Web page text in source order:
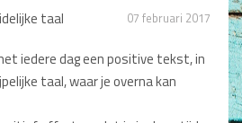
taal 07 februari 2017
iedere dag een positive tekst, in
taal, waar je overna kan